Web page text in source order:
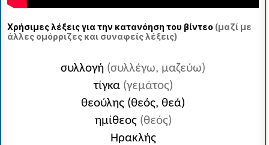
Χρήσιμες λέξεις για την κατανόηση του βίντεο (μαζί με
άλλες ομόρριζες και συναφείς λέξεις)
συλλογή (συλλέγω, μαζεύω)
τίγκα(γεμάτος)
θεούλης (θεός, θεά)
ημίθεος (θεός)
Ηρακλής